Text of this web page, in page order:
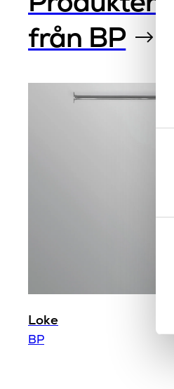
från BP
Loke
BP